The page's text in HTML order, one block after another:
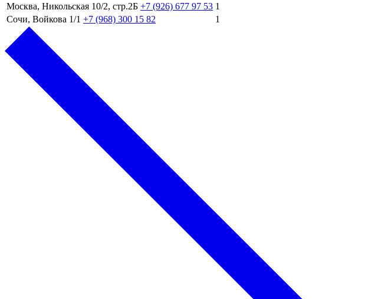
Москва, Никольская 10/2, стр.2Б +7 (926) 677 97 53 1
Сочи, Войкова 1/1 +7 (968) 300 15 82 1